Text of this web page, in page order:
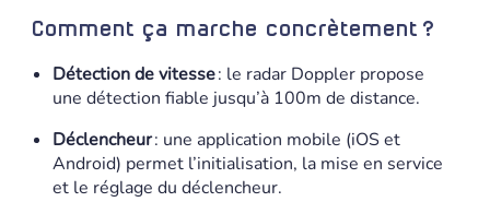
Comment ça marche concrètement ?
Détection de vitesse: le radar Doppler propose
une détection fiable jusqu’à 100m de distance.
Déclencheur: une application mobile (iOS et
Android) permet l’initialisation, la mise en service
et le réglage du déclencheur.